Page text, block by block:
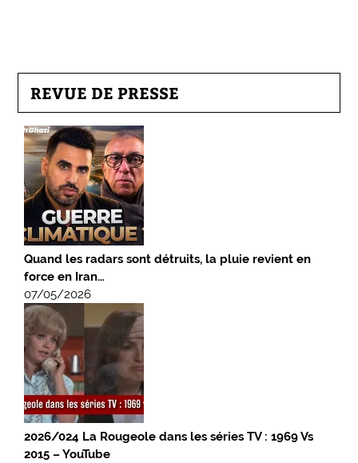
REVUE DE PRESSE
Quand les radars sont détruits, la pluie revient en
force en Iran…
07/05/2026
2026/024 La Rougeole dans les séries TV : 1969 Vs
2015 – YouTube